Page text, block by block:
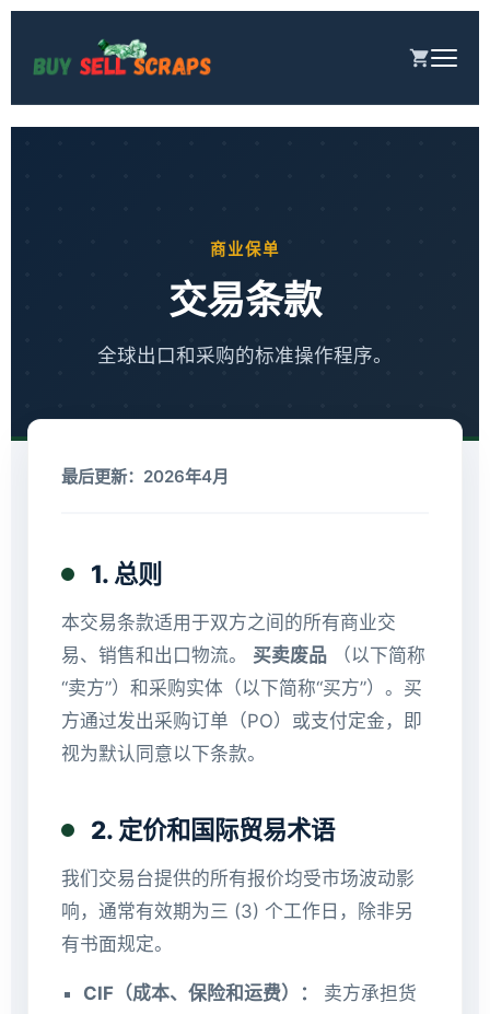
正
商业保单
交易条款
全球出口和采购的标准操作程序。
最后更新：2026年4月
1. 总则
本交易条款适用于双方之间的所有商业交
易、销售和出口物流。 买卖废品 （以下简称
“卖方”）和采购实体（以下简称“买方”）。买
方通过发出采购订单（PO）或支付定金，即
视为默认同意以下条款。
2. 定价和国际贸易术语
我们交易台提供的所有报价均受市场波动影
响，通常有效期为三 (3) 个工作日，除非另
有书面规定。
CIF（成本、保险和运费）：
卖方承担货